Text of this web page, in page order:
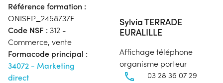
Référence formation :
ONISEP_2458737F
Code NSF : 312 -
Commerce, vente
Formacode principal :
34072 - Marketing
direct
Sylvia TERRADE
EURALILLE
Affichage téléphone
organisme porteur
03 28 36 07 29